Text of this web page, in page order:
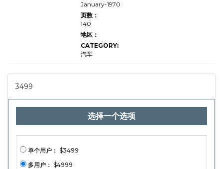
器，图像传感
（OEMS，TIER 1
Aspermarket，
Asshaffermart，
January-1970
页数：
140
地区：
CATEGORY:
汽车
3499
选择一个选项
单个用户： $3499
多用户： $4999